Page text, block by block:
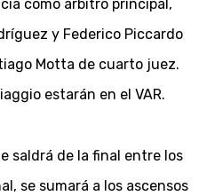
como árbitro principal,
y Federico Piccardo
Motta de cuarto juez.
estarán en el VAR.
saldrá de la final entre los
se sumará a los ascensos